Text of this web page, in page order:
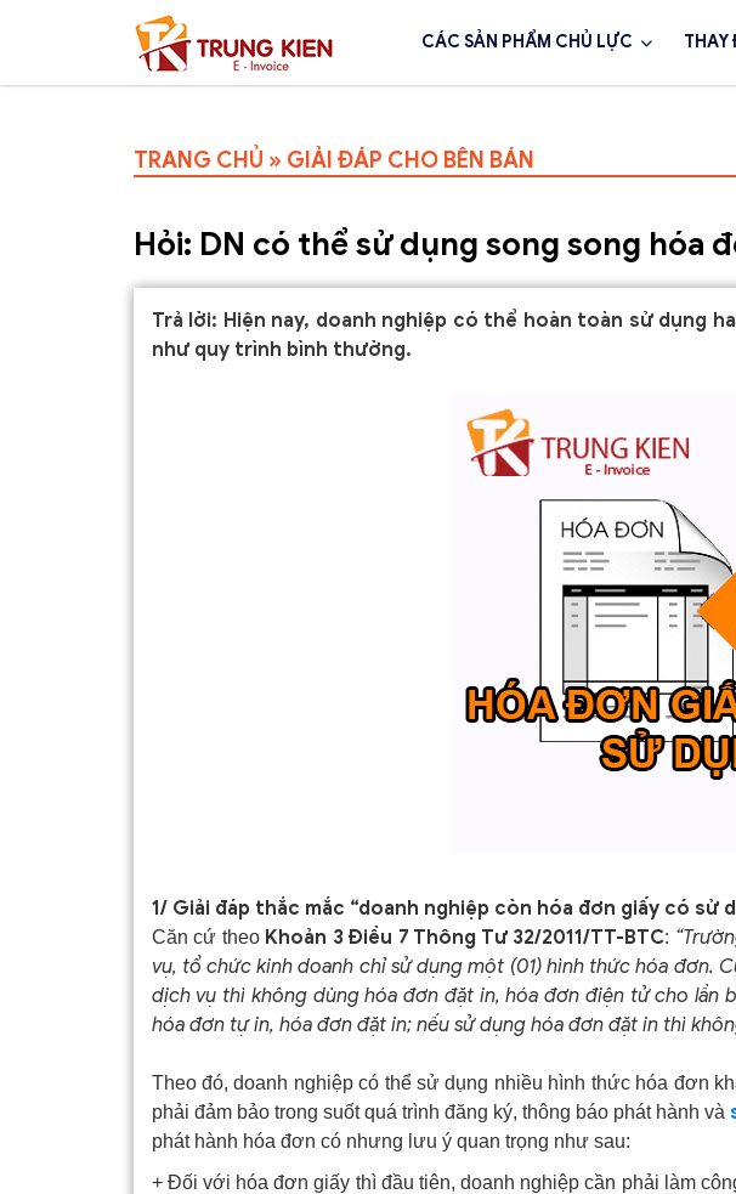
CÁC SẢN PHẨM CHỦ LỰC THAY
TRANG CHỦ » GIẢI ĐÁP CHO BÊN BÁN
Hỏi: DN có thể sử dụng song song hóa
Trả lời: Hiện nay, doanh nghiệp có thể hoàn toàn sử dụng
như quy trình bình thường.
1/ Giải đáp thắc mắc “doanh nghiệp còn hóa đơn giấy có
Căn cứ theo Khoản 3 Điều 7 Thông Tư 32/2011/TT-BTC:
vụ, tổ chức kinh doanh chỉ sử dụng một (01) hình thức hóa đơn.
dịch vụ thì không dùng hóa đơn đặt in, hóa đơn điện tử cho lần
hóa đơn tự in, hóa đơn đặt in; nếu sử dụng hóa đơn đặt in thì
Theo đó, doanh nghiệp có thể sử dụng nhiều hình thức hóa đơn
phải đảm bảo trong suốt quá trình đăng ký, thông báo phát hành và
phát hành hóa đơn có nhưng lưu ý quan trọng như sau:
+ Đối với hóa đơn giấy thì đầu tiên, doanh nghiệp cần phải làm